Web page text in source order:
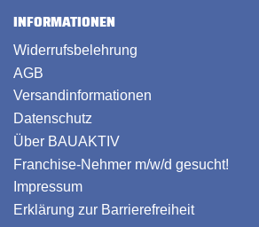
INFORMATIONEN
Widerrufsbelehrung
AGB
Versandinformationen
Datenschutz
Über BAUAKTIV
Franchise-Nehmer m/w/d gesucht!
Impressum
Erklärung zur Barrierefreiheit